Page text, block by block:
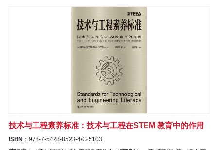
专
技术与工程素养标准：技术与工程在STEM 教育中的作用
ISBN ：978-7-5428-8523-4/G·5103